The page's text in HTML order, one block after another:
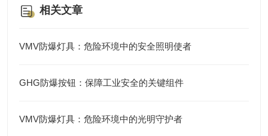
相关文章
VMV防爆灯具：危险环境中的安全照明使者
GHG防爆按钮：保障工业安全的关键组件
VMV防爆灯具：危险环境中的光明守护者